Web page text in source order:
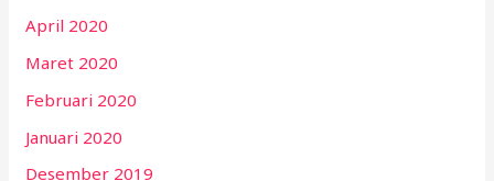
April 2020
Maret 2020
Februari 2020
Januari 2020
Desember 2019